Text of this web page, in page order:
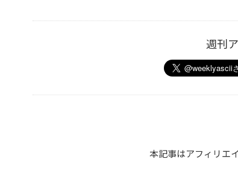
週刊
本記事はアフィリエ